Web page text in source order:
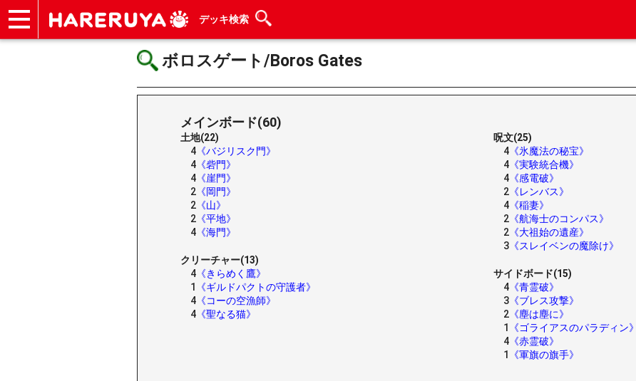
デッキ検索
ボロスゲート/Boros Gates
メインボード(60)
土地(22)
4 《バジリスク門》
4 《砦門》
4 《崖門》
2 《岡門》
2 《山》
2 《平地》
4 《海門》
クリーチャー(13)
4 《きらめく鷹》
1
《ギルドパクトの守護者》
4 《コーの空漁師》
4 《聖なる猫》
呪文(25)
4 《氷魔法の秘宝》
4 《実験統合機》
4 《感電破》
2 《レンバス》
4 《稲妻》
2 《航海士のコンパス》
2 《大祖始の遺産》
3 《スレイベンの魔除け》
サイドボード(15)
4 《青霊破》
3 《ブレス攻撃》
2 《塵は塵に》
1
《ゴライアスのパラディン》
4 《赤霊破》
1
《軍旗の旗手》